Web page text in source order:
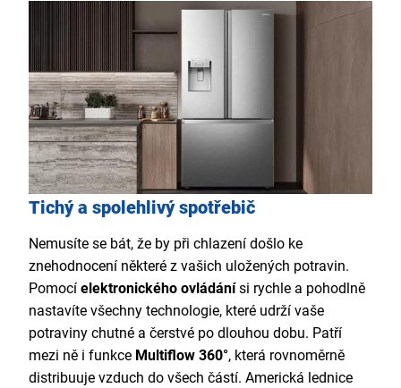
Tichý a spolehlivý spotřebič
Nemusíte se bát, že by při chlazení došlo ke
znehodnocení některé z vašich uložených potravin.
Pomocí elektronického ovládánísi rychle a pohodlně
nastavíte všechny technologie, které udrží vaše
potraviny chutné a čerstvé po dlouhou dobu. Patří
mezi ně i funkce Multiflow 360°, která rovnoměrně
distribuuje vzduch do všech částí. Americká lednice